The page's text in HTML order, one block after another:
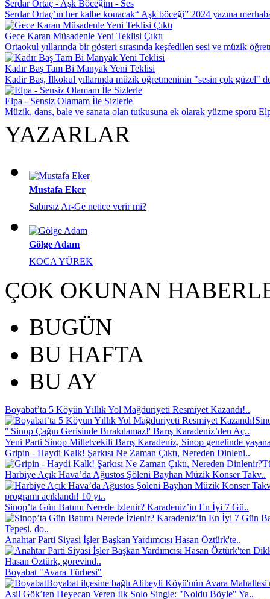
Serdar Ortaç - Aşk Böceğim - Ses
Serdar Ortaç’ın her kalbe konacak“ Aşk böceği” 2024 yazına
Gece Karan Müsadenle Yeni Teklisi Çıktı
Ortaokul yıllarında bir gösteri sırasında keşfedilen sesi ve müzik
Kadır Baş Tam Bi Manyak Yeni Teklisi
Kadir Baş, İlkokul yıllarında müzik öğretmeninin "sesin çok güzel"
Elpa - Sensiz Olamam İle Sizlerle
Müzik, dans, bale ve sanata olan tutkusuna ek olarak yüzme sporu
YAZARLAR
Mustafa Eker
Sabırsız Ar-Ge netice verir mi?
Gölge Adam
KOCA YÜREK
ÇOK OKUNAN
BUGÜN
BU HAFTA
BU AY
Boyabat’ta 5 Köyün Yıllık Yol Mağduriyeti Resmiyet Kazandı!..
"'Sinop Çağın Gerisinde Bırakılamaz!' Barış Karadeniz’den Aç..
Yeni Parti Sinop Milletvekili Barış Karadeniz, Sinop genelinde
Gripin - Haydi Kalk! Şarkısı Ne Zaman Çıktı, Nereden Dinleni..
Harbiye Açık Hava’da Ağustos Şöleni Bayhan Müzik Konser Takv..
programı açıklandı! 10 yı..
Sinop’ta Gün Batımı Nerede İzlenir? Karadeniz’in En İyi 7 Gü..
Tepesi, do..
Anahtar Parti Siyasi İşler Başkan Yardımcısı Hasan Öztürk'te..
Hasan Öztürk, görevind..
Boyabat "Avara Türbesi"
Boyabat ilçesine bağlı Alibeyli Köyü'nün Avara
Asil Gök’ten Heyecan Veren İlk Solo Single: "Noldu Böyle" Ya..